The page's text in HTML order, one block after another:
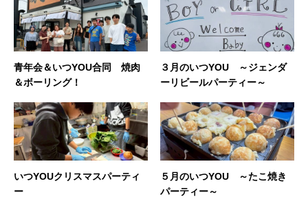
青年会＆いつYOU合同 焼肉
＆ボーリング！
３月のいつYOU ～ジェンダ
ーリビールパーティー～
いつYOUクリスマスパーティ
ー
５月のいつYOU ～たこ焼き
パーティー～